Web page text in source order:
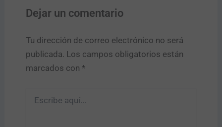
Dejar un comentario
Tu dirección de correo electrónico no será
publicada. Los campos obligatorios están
marcados con *
aquí...